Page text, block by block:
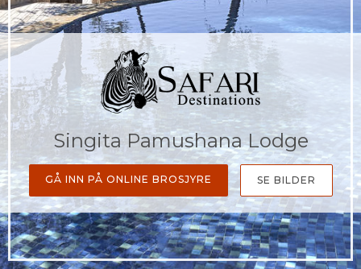
Singita Pamushana Lodge
GÅ INN PÅ ONLINE BROSJYRE SE BILDER